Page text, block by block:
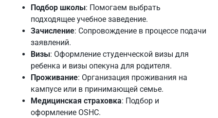
Подбор школы: Помогаем выбрать
подходящее учебное заведение.
Зачисление: Сопровождение в процессе подачи
заявлений.
Визы: Оформление студенческой визы для
ребенка и визы опекуна для родителя.
Проживание: Организация проживания на
кампусе или в принимающей семье.
Медицинская страховка: Подбор и
оформление OSHC.